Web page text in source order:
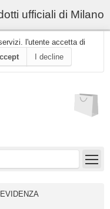
ufficiali di Milano
l'utente accetta di
I decline